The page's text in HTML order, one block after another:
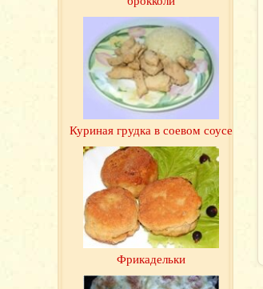
Куриная грудка в соевом соусе
Фрикадельки